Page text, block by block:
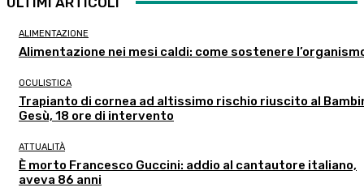
ALIMENTAZIONE
Alimentazione nei mesi caldi: come sostenere
OCULISTICA
Trapianto di cornea ad altissimo rischio riuscito al
Gesù, 18 ore di intervento
ATTUALITÀ
È morto Francesco Guccini: addio al cantautore italiano,
aveva 86 anni